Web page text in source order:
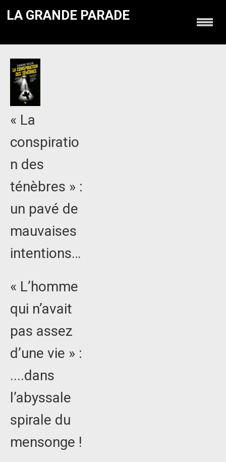
LA GRANDE PARADE
« La
conspiratio
n des
ténèbres » :
un pavé de
mauvaises
intentions…
« L’homme
qui n’avait
pas assez
d’une vie » :
....dans
l’abyssale
spirale du
mensonge !